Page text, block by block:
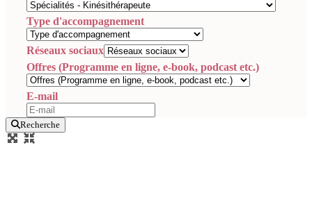
Type d'accompagnement
Réseaux sociaux
Offres (Programme en ligne, e-book, podcast etc.)
E-mail
Recherche